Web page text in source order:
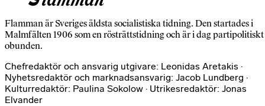
Flamman är Sveriges äldsta socialistiska tidning. Den startades i
Malmfälten 1906 som en rösträttstidning och är i dag partipolitiskt
obunden.
Chefredaktör och ansvarig utgivare: Leonidas Aretakis ·
Nyhetsredaktör och marknadsansvarig: Jacob Lundberg ·
Kulturredaktör: Paulina Sokolow · Utrikesredaktör: Jonas
Elvander